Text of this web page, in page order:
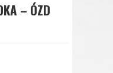
– ÓZD